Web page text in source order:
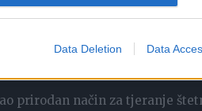
Data Deletion Data
prirodan način za tjeranje